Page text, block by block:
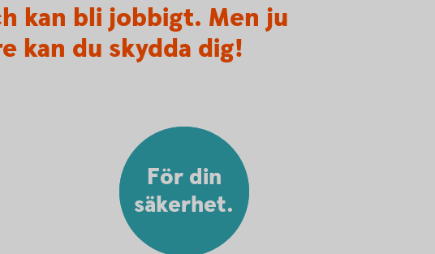
kan bli jobbigt. Men ju
kan du skydda dig!
För din
säkerhet.